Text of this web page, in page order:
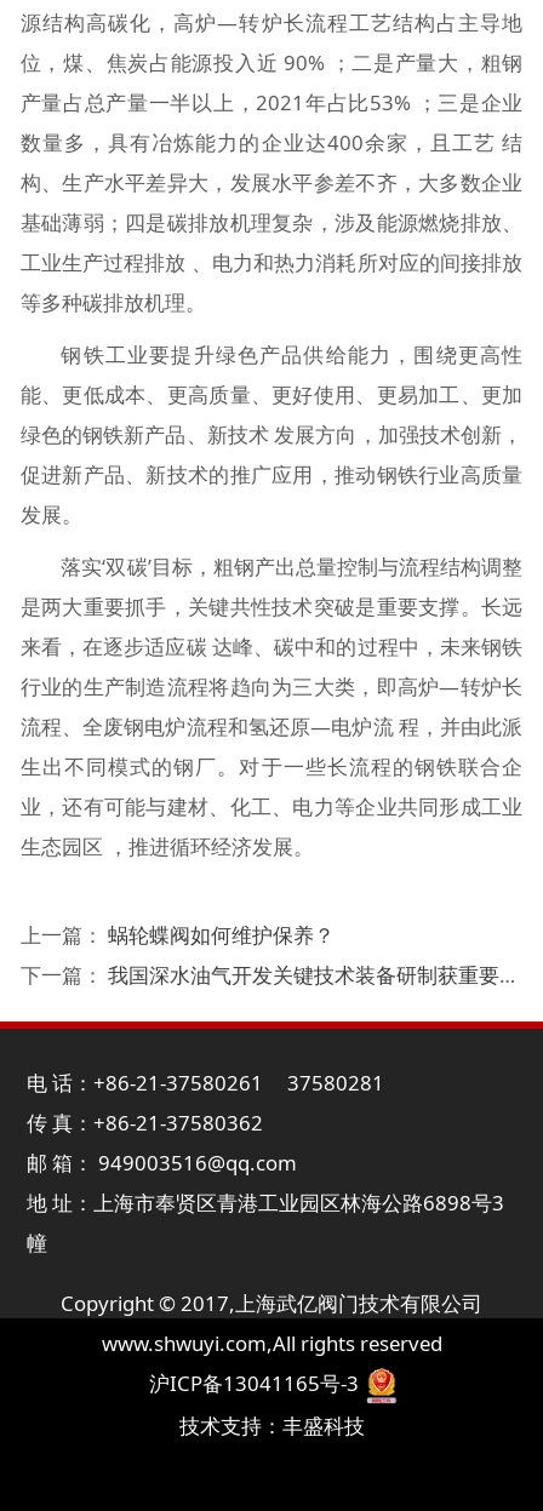
源结构高碳化，高炉—转炉长流程工艺结构占主导地
位，煤、焦炭占能源投入近 90% ；二是产量大，粗钢
产量占总产量一半以上，2021年占比53% ；三是企业
数量多，具有冶炼能力的企业达400余家，且工艺 结
构、生产水平差异大，发展水平参差不齐，大多数企业
基础薄弱；四是碳排放机理复杂，涉及能源燃烧排放、
工业生产过程排放 、电力和热力消耗所对应的间接排放
等多种碳排放机理。
钢铁工业要提升绿色产品供给能力，围绕更高性
能、更低成本、更高质量、更好使用、更易加工、更加
绿色的钢铁新产品、新技术 发展方向，加强技术创新，
促进新产品、新技术的推广应用，推动钢铁行业高质量
发展。
落实‘双碳’目标，粗钢产出总量控制与流程结构调整
是两大重要抓手，关键共性技术突破是重要支撑。长远
来看，在逐步适应碳 达峰、碳中和的过程中，未来钢铁
行业的生产制造流程将趋向为三大类，即高炉—转炉长
流程、全废钢电炉流程和氢还原—电炉流 程，并由此派
生出不同模式的钢厂。对于一些长流程的钢铁联合企
业，还有可能与建材、化工、电力等企业共同形成工业
生态园区 ，推进循环经济发展。
上一篇： 蜗轮蝶阀如何维护保养？
下一篇： 我国深水油气开发关键技术装备研制获重要突破
电 话：+86-21-37580261 37580281
传 真：+86-21-37580362
邮 箱： 949003516@qq.com
地 址：上海市奉贤区青港工业园区林海公路6898号3
幢
Copyright © 2017,上海武亿阀门技术有限公司
www.shwuyi.com,All rights reserved
沪ICP备13041165号-3
技术支持： 丰盛科技